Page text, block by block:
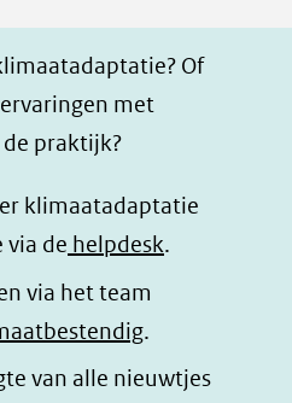
n
d
l
e
o
p
B
Of
met
praktijk?
klimaatadaptatie
via de helpdesk.
via het team
.
van alle nieuwtjes